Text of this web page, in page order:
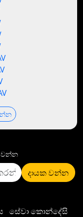
වන්න
දායක වන්න
සේවා කොන්දේසි